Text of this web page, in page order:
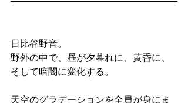
日比谷野音。
野外の中で、昼が夕暮れに、黄昏に、
そして暗闇に変化する。
天空のグラデーションを全員が身にま